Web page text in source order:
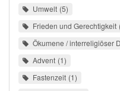
Umwelt 5
Frieden und Gerechtigkeit
Ökumene / interreligiöser
Advent 1
Fastenzeit 1